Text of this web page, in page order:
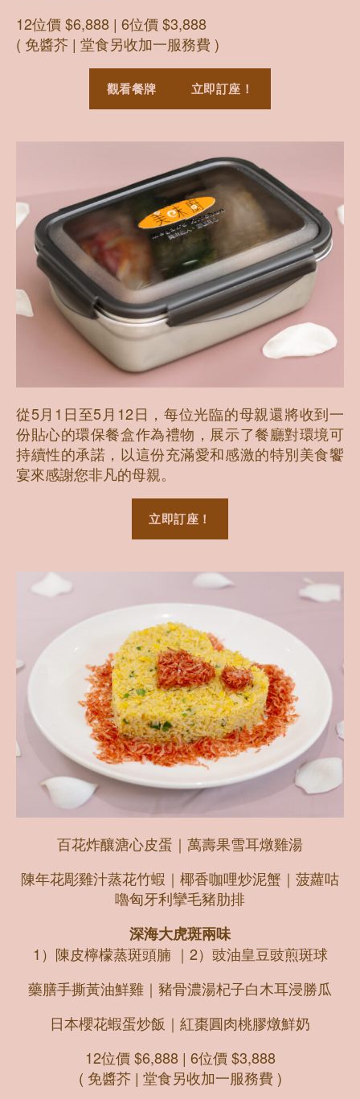
12位價 $6,888 | 6位價 $3,888
( 免醬芥 | 堂食另收加一服務費 )
觀看餐牌 立即訂座！
從5月1日至5月12日，每位光臨的母親還將收到一
份貼心的環保餐盒作為禮物，展示了餐廳對環境可
持續性的承諾，以這份充滿愛和感激的特別美食饗
宴來感謝您非凡的母親。
立即訂座！
百花炸釀溏心皮蛋｜萬壽果雪耳燉雞湯
陳年花彫雞汁蒸花竹蝦｜椰香咖哩炒泥蟹｜菠蘿咕
嚕匈牙利攣毛豬肋排
深海大虎斑兩味
1）陳皮檸檬蒸斑頭腩 ｜2）豉油皇豆豉煎斑球
藥膳手撕黃油鮮雞｜豬骨濃湯杞子白木耳浸勝瓜
日本櫻花蝦蛋炒飯｜紅棗圓肉桃膠燉鮮奶
12位價 $6,888 | 6位價 $3,888
( 免醬芥 | 堂食另收加一服務費 )